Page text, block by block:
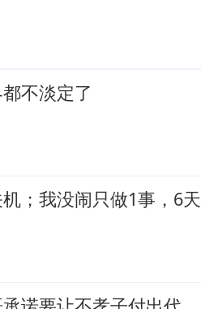
不淡定了
；我没闹只做1事，6天